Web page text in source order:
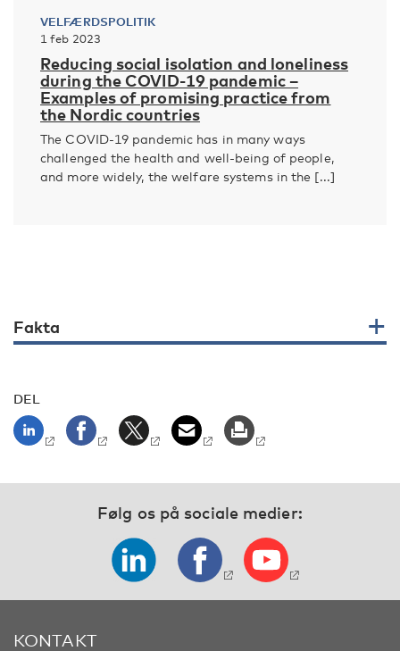
VELFÆRDSPOLITIK
1 feb 2023
Reducing social isolation and loneliness
during the COVID-19 pandemic –
Examples of promising practice from
the Nordic countries
The COVID-19 pandemic has in many ways
challenged the health and well-being of people,
and more widely, the welfare systems in the [...]
Fakta
DEL
Følg os på sociale medier:
KONTAKT